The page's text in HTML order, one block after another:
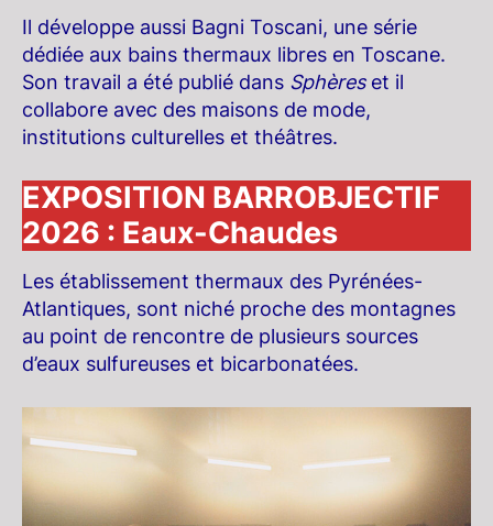
Il développe aussi Bagni Toscani, une série
dédiée aux bains thermaux libres en Toscane.
Son travail a été publié dans Sphèreset il
collabore avec des maisons de mode,
institutions culturelles et théâtres.
EXPOSITION BARROBJECTIF
2026 : Eaux-Chaudes
Les établissement thermaux des Pyrénées-
Atlantiques, sont niché proche des montagnes
au point de rencontre de plusieurs sources
d’eaux sulfureuses et bicarbonatées.